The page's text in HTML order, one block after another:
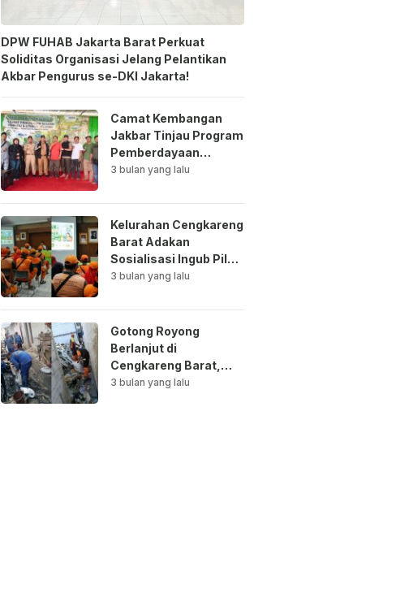
DPW FUHAB Jakarta Barat Perkuat
Soliditas Organisasi Jelang Pelantikan
Akbar Pengurus se-DKI Jakarta!
Camat Kembangan
Jakbar Tinjau Program
Pemberdayaan
Lingkungan di Bale
3 bulan yang lalu
Kelurahan Cengkareng
Barat Adakan
Sosialisasi Ingub Pilah
Sampah Kepada PPSU
3 bulan yang lalu
Gotong Royong
Berlanjut di
Cengkareng Barat,
Saluran Air
3 bulan yang lalu